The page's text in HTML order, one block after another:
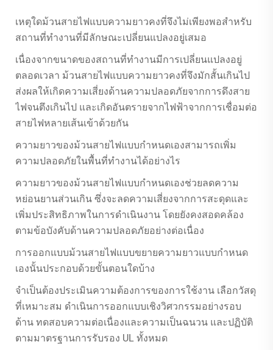
เหตุใดม้วนสายไฟแบบความยาวคงที่จึงไม่เพียงพอสำหรับ
สถานที่ทำงานที่มีลักษณะเปลี่ยนแปลงอยู่เสมอ
เนื่องจากขนาดของสถานที่ทำงานมีการเปลี่ยนแปลงอยู่
ตลอดเวลา ม้วนสายไฟแบบความยาวคงที่จึงมักสั้นเกินไป
ส่งผลให้เกิดความเสี่ยงด้านความปลอดภัยจากการดึงสาย
ไฟจนตึงเกินไป และเกิดอันตรายจากไฟฟ้าจากการเชื่อมต่อ
สายไฟหลายเส้นเข้าด้วยกัน
ความยาวของม้วนสายไฟแบบกำหนดเองสามารถเพิ่ม
ความปลอดภัยในพื้นที่ทำงานได้อย่างไร
ความยาวของม้วนสายไฟแบบกำหนดเองช่วยลดความ
หย่อนยานส่วนเกิน ซึ่งจะลดความเสี่ยงจากการสะดุดและ
เพิ่มประสิทธิภาพในการดำเนินงาน โดยยังคงสอดคล้อง
ตามข้อบังคับด้านความปลอดภัยอย่างต่อเนื่อง
การออกแบบม้วนสายไฟแบบขยายความยาวแบบกำหนด
เองนั้นประกอบด้วยขั้นตอนใดบ้าง
จำเป็นต้องประเมินความต้องการของการใช้งาน เลือกวัสดุ
ที่เหมาะสม ดำเนินการออกแบบเชิงวิศวกรรมอย่างรอบ
ด้าน ทดสอบความต่อเนื่องและความเป็นฉนวน และปฏิบัติ
ตามมาตรฐานการรับรอง UL ทั้งหมด